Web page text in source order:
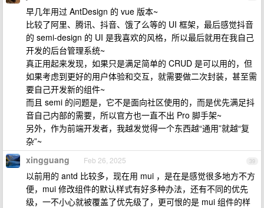
早几年用过 AntDesign 的 vue 版本~
比较了阿里、腾讯、抖音、饿了么等的 UI 框架，最后感觉抖音
的 semi-design 的 UI 是我喜欢的风格，所以最后就用在我自己
开发的后台管理系统~
真正用起来发现，如果只是满足简单的 CRUD 是可以用的，但
如果考虑到更好的用户体验和交互，就需要做二次封装，甚至需
要自己开发新的组件~
而且 semi 的问题是，它不是面向社区使用的，而是优先满足抖
音自己内部的需要，所以官方也一直不出 Pro 脚手架~
另外，作为前端开发者，我越发觉得一个东西越“通用”就越“复
杂”~
39
xingguang Feb 26, 2025
以前用的 antd 比较多，现在用 mui ，是在是感觉很多地方不方
便，mui 修改组件的默认样式有好多种办法，还有不同的优先
级，一不小心就被覆盖了优先级了，更可恨的是 mui 组件的样